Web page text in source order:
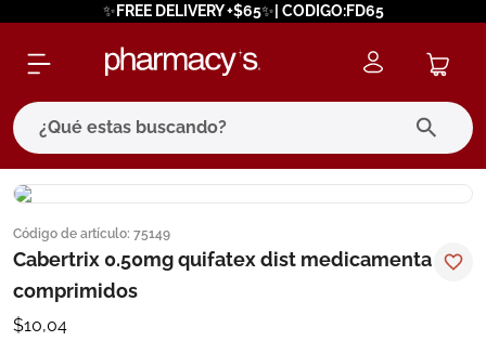
✨FREE DELIVERY +$65✨| CODIGO:FD65
¿Qué estas buscando?
Código de artículo: 75149
Cabertrix 0.50mg quifatex dist medicamenta
comprimidos
$10,04
términos más buscados
1. eucerin